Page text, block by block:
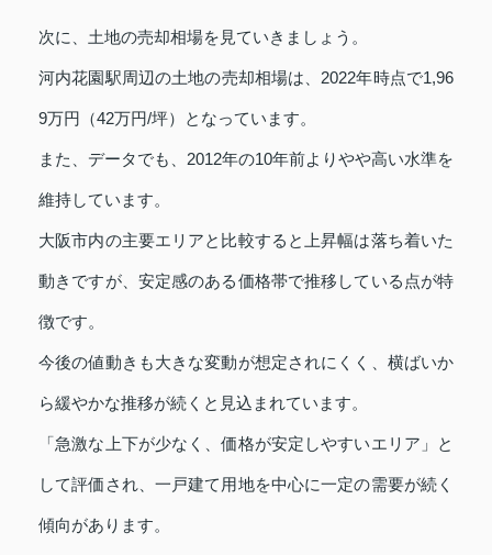
次に、土地の売却相場を見ていきましょう。
河内花園駅周辺の土地の売却相場は、2022年時点で1,96
9万円（42万円/坪）となっています。
また、データでも、2012年の10年前よりやや高い水準を
維持しています。
大阪市内の主要エリアと比較すると上昇幅は落ち着いた
動きですが、安定感のある価格帯で推移している点が特
徴です。
今後の値動きも大きな変動が想定されにくく、横ばいか
ら緩やかな推移が続くと見込まれています。
「急激な上下が少なく、価格が安定しやすいエリア」と
して評価され、一戸建て用地を中心に一定の需要が続く
傾向があります。